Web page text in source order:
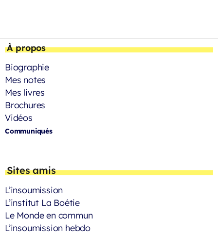
À propos
Biographie
Mes notes
Mes livres
Brochures
Vidéos
Communiqués
Sites amis
L’insoumission
L’institut La Boétie
Le Monde en commun
L’insoumission hebdo